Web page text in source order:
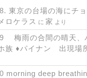
東京の台場の海にチ
ケラス に 家 より
梅雨の合間の晴天、
族 ♦パイナン 出現場
morning deep